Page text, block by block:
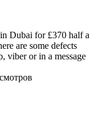
Dubai for £370 half a
are some defects
viber or in a message